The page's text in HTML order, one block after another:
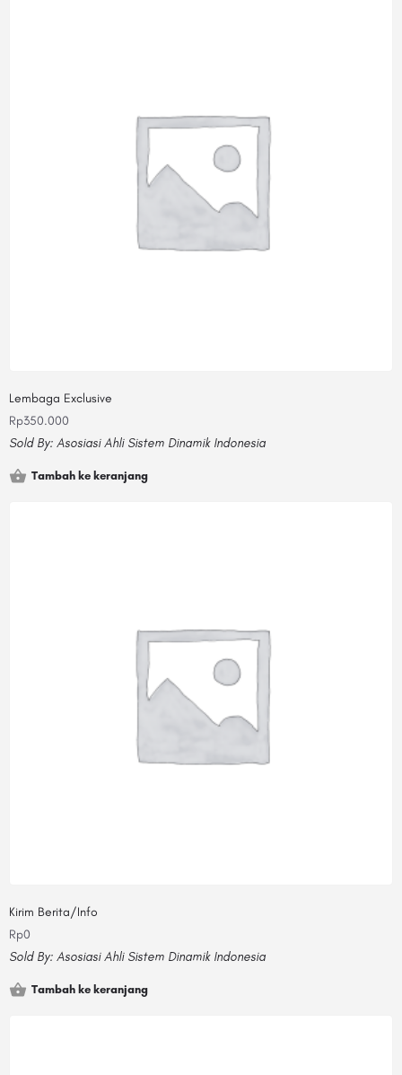
Lembaga Exclusive
Rp350.000
Sold By: Asosiasi Ahli Sistem Dinamik Indonesia
Tambah ke keranjang
Kirim Berita/Info
Rp0
Sold By: Asosiasi Ahli Sistem Dinamik Indonesia
Tambah ke keranjang